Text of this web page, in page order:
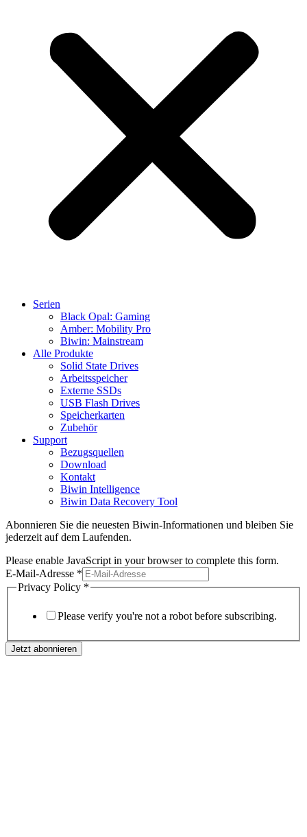
Serien
Black Opal: Gaming
Amber: Mobility Pro
Biwin: Mainstream
Alle Produkte
Solid State Drives
Arbeitsspeicher
Externe SSDs
USB Flash Drives
Speicherkarten
Zubehör
Support
Bezugsquellen
Download
Kontakt
Biwin Intelligence
Biwin Data Recovery Tool
Abonnieren Sie die neuesten Biwin-Informationen und bleiben Sie
jederzeit auf dem Laufenden.
Please enable JavaScript in your browser to complete this form.
E-Mail-Adresse *
Privacy Policy *
Please verify you're not a robot before subscribing.
Jetzt abonnieren